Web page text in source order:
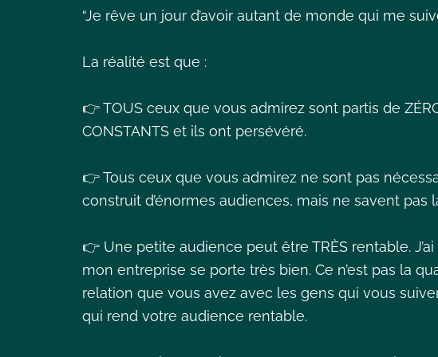
“Je rêve un jour d’avoir autant de monde qui me
La réalité est que :
👉 TOUS ceux que vous admirez sont partis de
CONSTANTS et ils ont persévéré.
👉 Tous ceux que vous admirez ne sont pas
construit d’énormes audiences, mais ne savent pas
👉 Une petite audience peut être TRÈS rentable.
mon entreprise se porte très bien. Ce n’est pas la
relation que vous avez avec les gens qui vous
qui rend votre audience rentable.